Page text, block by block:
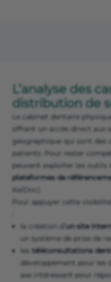
L’analyse des
distribution de
Le cabinet dentaire
offrant un accès direct aux
géographique qui sont des
patients. Pour rester
peuvent exploiter les outils
plateformes de
KelDoc).
Pour appuyer cette
la création d’ un site
un système de prise de
les téléconsultations
développement pour les
axe intéressant pour